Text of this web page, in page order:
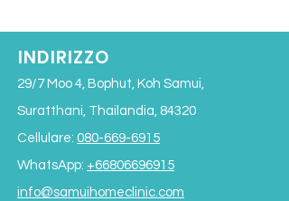
INDIRIZZO
29/7 Moo 4, Bophut, Koh Samui,
Suratthani, Thailandia, 84320
Cellulare: 080-669-6915
WhatsApp: +66806696915
info@samuihomeclinic.com